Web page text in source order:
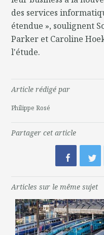
des services
étendue », soulignent
Parker et Caroline
l'étude.
Article rédigé par
Philippe Rosé
Partager cet article
Articles sur le même sujet